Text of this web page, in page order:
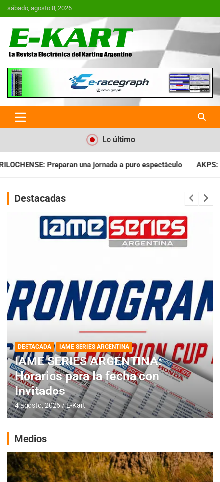
Saltar
al
sábado, agosto 8, 2026
E-Kart.com.ar | La Revista
Electrónica del Karting en
Argentina
Lo último
a puro espectáculo AKPS: Intervino la IGJ y oficializó el
Destacadas
DESTACADA IAME SERIES ARGENTINA
IAME SERIES ARGENTINA:
Horarios para la fecha con
Invitados
4 agosto, 2026 E-Kart
Medios